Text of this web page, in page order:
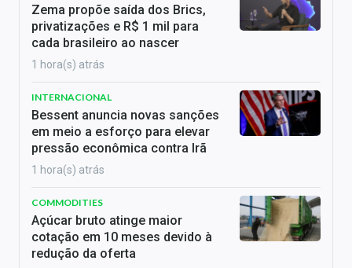
Zema propõe saída dos Brics,
privatizações e R$ 1 mil para
cada brasileiro ao nascer
1 hora(s) atrás
INTERNACIONAL
Bessent anuncia novas sanções
em meio a esforço para elevar
pressão econômica contra Irã
1 hora(s) atrás
COMMODITIES
Açúcar bruto atinge maior
cotação em 10 meses devido à
redução da oferta